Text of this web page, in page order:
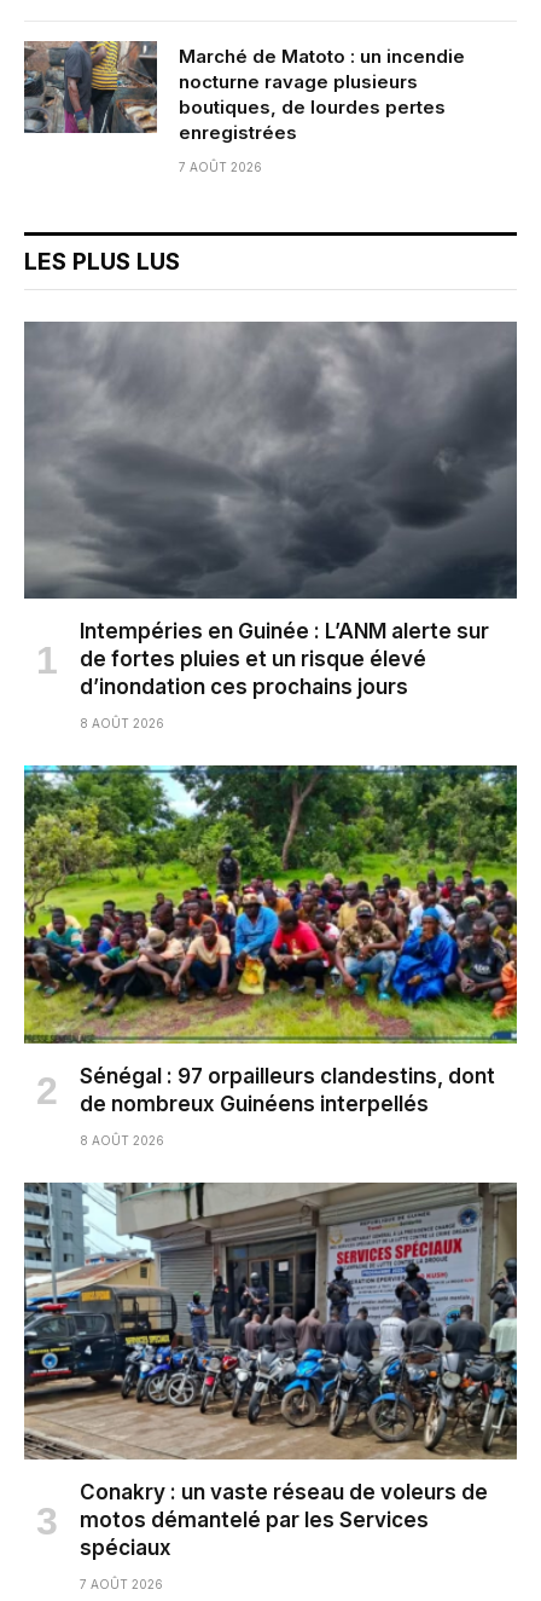
Marché de Matoto : un incendie
nocturne ravage plusieurs
boutiques, de lourdes pertes
enregistrées
7 AOÛT 2026
LES PLUS LUS
Intempéries en Guinée : L’ANM alerte sur
de fortes pluies et un risque élevé
d’inondation ces prochains jours
8 AOÛT 2026
Sénégal : 97 orpailleurs clandestins, dont
de nombreux Guinéens interpellés
8 AOÛT 2026
Conakry : un vaste réseau de voleurs de
motos démantelé par les Services
spéciaux
7 AOÛT 2026